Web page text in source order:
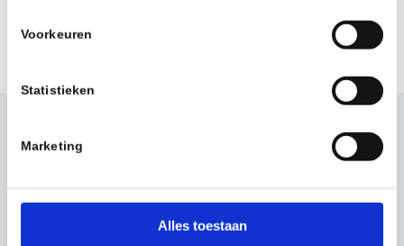
Voorkeuren
Statistieken
Marketing
Alles toestaan
De voordelen van
wietplantages schoonmaak
door 12B Clean